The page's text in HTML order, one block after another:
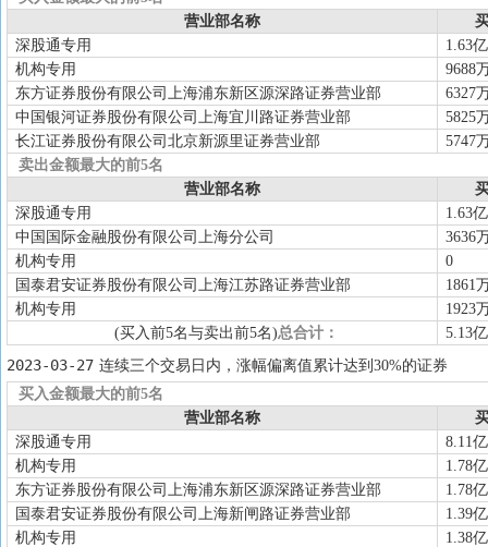
营业部名称
深股通专用
1.63亿
机构专用
9688
东方证券股份有限公司上海浦东新区源深路证券营业部
6327
中国银河证券股份有限公司上海宜川路证券营业部
5825
长江证券股份有限公司北京新源里证券营业部
5747
卖出金额最大的前5名
营业部名称
深股通专用
1.63亿
中国国际金融股份有限公司上海分公司
3636
机构专用
0
国泰君安证券股份有限公司上海江苏路证券营业部
1861
机构专用
1923
(买入前5名与卖出前5名)总合计： 5.13亿
2023-03-27 连续三个交易日内，涨幅偏离值累计达到30%的证券
买入金额最大的前5名
营业部名称
深股通专用
8.11亿
机构专用
1.78亿
东方证券股份有限公司上海浦东新区源深路证券营业部
1.78亿
国泰君安证券股份有限公司上海新闸路证券营业部
1.39亿
机构专用
1.38亿